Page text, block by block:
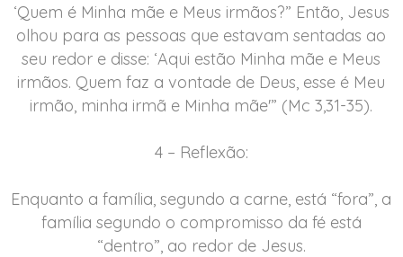
‘Quem é Minha mãe e Meus irmãos?” Então, Jesus
olhou para as pessoas que estavam sentadas ao
seu redor e disse: ‘Aqui estão Minha mãe e Meus
irmãos. Quem faz a vontade de Deus, esse é Meu
irmão, minha irmã e Minha mãe'” (Mc 3,31-35).
4 – Reflexão:
Enquanto a família, segundo a carne, está “fora”, a
família segundo o compromisso da fé está
“dentro”, ao redor de Jesus.